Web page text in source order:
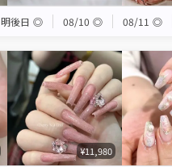
明後日 ◎ 08/10 ◎ 08/11 ◎
¥11,980